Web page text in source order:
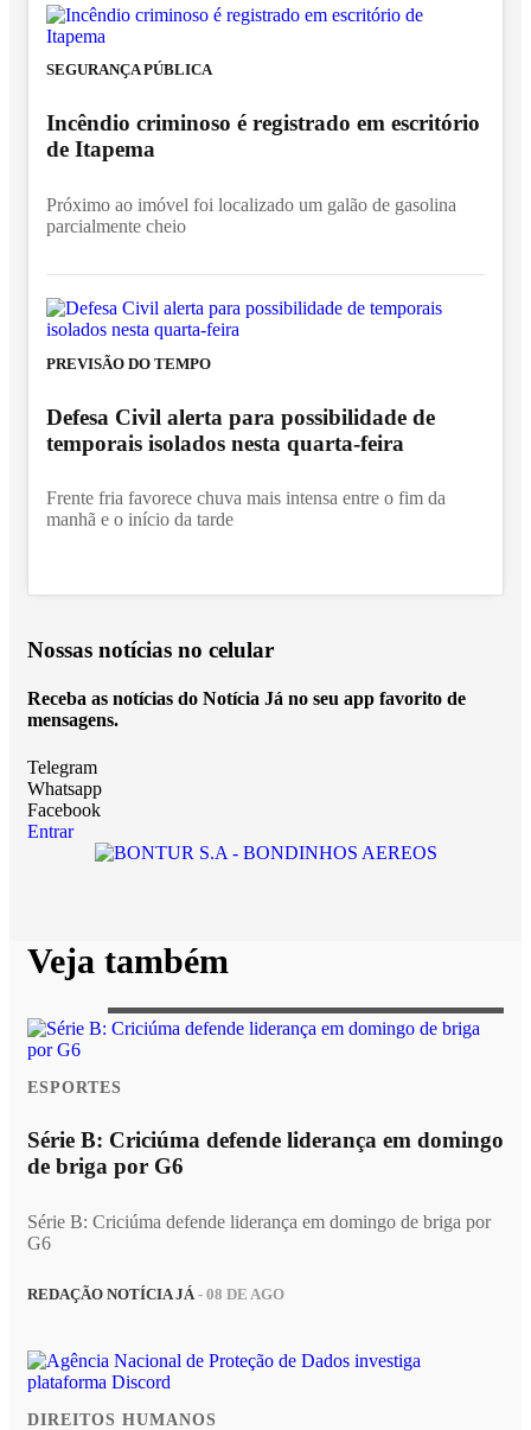
SEGURANÇA PÚBLICA
Incêndio criminoso é registrado em escritório
de Itapema
Próximo ao imóvel foi localizado um galão de gasolina
parcialmente cheio
PREVISÃO DO TEMPO
Defesa Civil alerta para possibilidade de
temporais isolados nesta quarta-feira
Frente fria favorece chuva mais intensa entre o fim da
manhã e o início da tarde
Nossas notícias no celular
Receba as notícias do Notícia Já no seu app favorito de
mensagens.
Telegram
Whatsapp
Facebook
Entrar
Veja também
ESPORTES
Série B: Criciúma defende liderança em domingo
de briga por G6
Série B: Criciúma defende liderança em domingo de briga por
G6
REDAÇÃO NOTÍCIA JÁ- 08 DE AGO
DIREITOS HUMANOS